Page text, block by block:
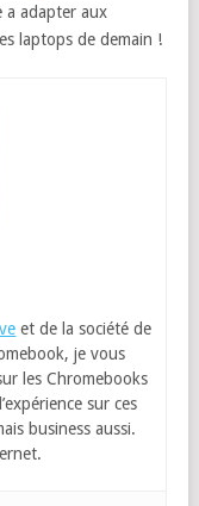
a adapter aux
laptops de demain !
et de la société de
je vous
les Chromebooks
sur ces
business aussi.